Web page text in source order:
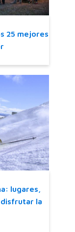
25 mejores
lugares,
la